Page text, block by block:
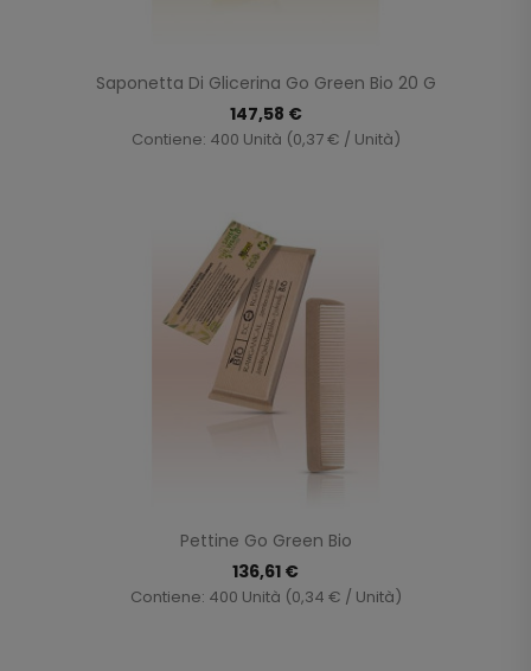
Saponetta Di Glicerina Go Green Bio 20 G
147,58 €
Contiene: 400 Unità (0,37 € / Unità)
Pettine Go Green Bio
136,61 €
Contiene: 400 Unità (0,34 € / Unità)